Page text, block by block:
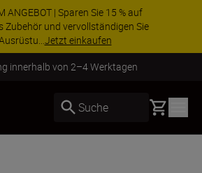
ANGEBOT | Sparen Sie 15 % auf
Zubehör und vervollständigen Sie
Jetzt einkaufen
innerhalb von 2–4 Werktagen
Suche Basket